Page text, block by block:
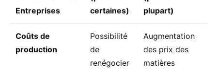
Entreprises
certaines)
plupart)
Coûts de
production
Possibilité
de
renégocier
Augmentation
des prix des
matières